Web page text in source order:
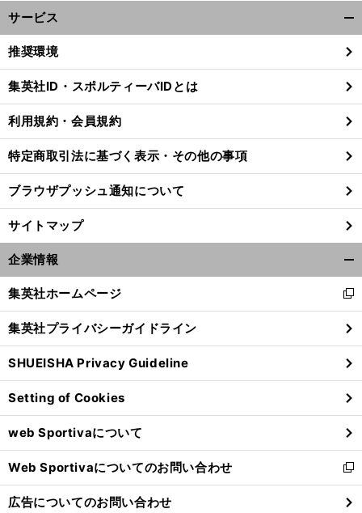
サービス
閉
る
推奨環境
集英社ID・スポルティーバIDとは
利用規約・会員規約
特定商取引法に基づく表示・その他の事項
ブラウザプッシュ通知について
サイトマップ
企業情報
閉
る
集英社ホームページ
新
し
い
ウ
ィ
ン
ド
ウ
で
開
く
集英社プライバシーガイドライン
SHUEISHA Privacy Guideline
Setting of Cookies
web Sportivaについて
Web Sportivaについてのお問い合わせ
新
し
い
広告についてのお問い合わせ